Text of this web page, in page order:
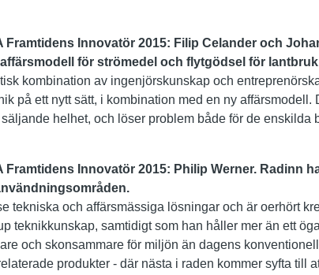
Innovatör 2015: Filip Celander och
för strömedel och flytgödsel för
kombination av ingenjörskunskap och
på ett nytt sätt, i kombination med en ny affärsmodell.
helhet, och löser problem både för de enskilda
Innovatör 2015: Philip Werner. Radinn
tekniska och affärsmässiga lösningar och är oerhört
teknikkunskap, samtidigt som han håller mer än ett
och skonsammare för miljön än dagens
produkter - där nästa i raden kommer syfta till